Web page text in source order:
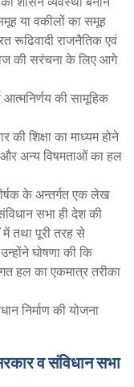
या वकीलों का समूह
रूढिवादी राजनैतिक एवं
की सरंचना के लिए आगे
की सामूहिक
की शिक्षा का माध्यम होने
और अन्य विषमताओं का हल
के अन्तर्गत एक लेख
सभा ही देश की
तथा पूरी तरह से
घोषणा की कि
हल का एकमात्र तरीका
निर्माण की योजना
सभा